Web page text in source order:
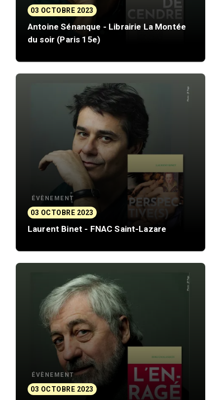
03 OCTOBRE 2023
Antoine Sénanque - Librairie La Montée
du soir (Paris 15e)
ÉVÈNEMENT
03 OCTOBRE 2023
Laurent Binet - FNAC Saint-Lazare
ÉVÈNEMENT
03 OCTOBRE 2023